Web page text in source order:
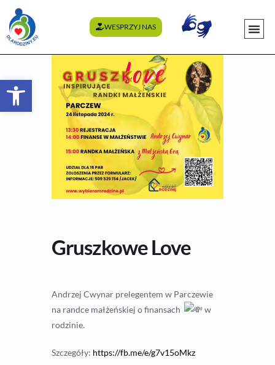
WESPRZYJ NAS
Gruszkowe Love
Andrzej Cwynar prelegentem w Parczewie
na randce małżeńskiej o finansach
w
rodzinie.
Szczegóły: https://fb.me/e/g7v15oMkz
Otwórz pasek narzędzi